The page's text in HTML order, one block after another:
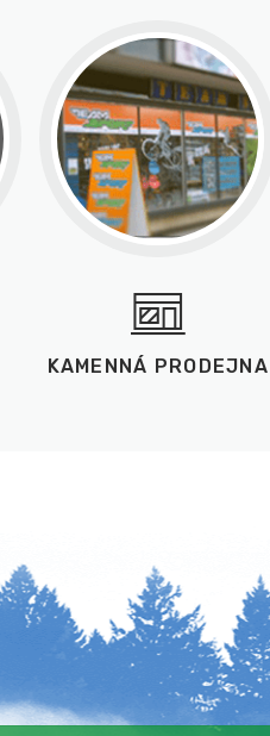
KAMENNÁ PRODEJNA